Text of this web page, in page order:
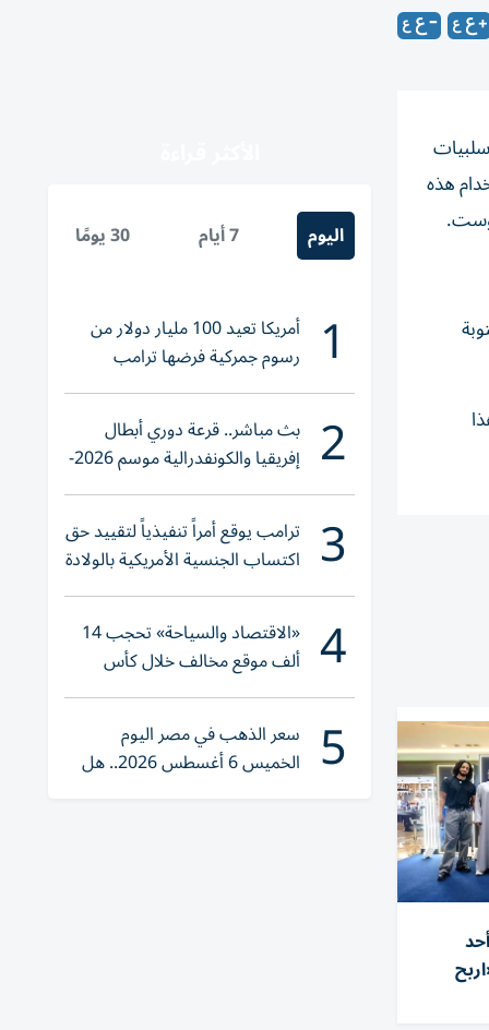
هذه
اليوم 7 أيام 30 يومًا
1 أمريكا تعيد 100 مليار دولار من
رسوم جمركية فرضها ترامب
2 بث مباشر.. قرعة دوري أبطال
إفريقيا والكونفدرالية موسم 2026-
2027
3 ترامب يوقع أمراً تنفيذياً لتقييد حق
اكتساب الجنسية الأمريكية بالولادة
4 «الاقتصاد والسياحة» تحجب 14
ألف موقع مخالف خلال كأس
العالم 2026
5 سعر الذهب في مصر اليوم
الخميس 6 أغسطس 2026.. هل